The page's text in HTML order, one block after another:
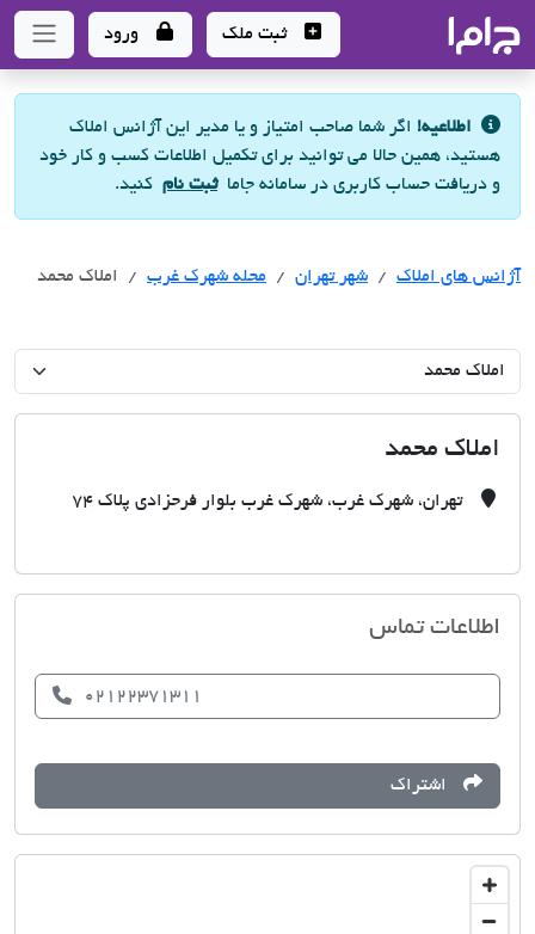
- سامانه جامع املاک و مشاورین املاک
ثبت ملک ورود
اطلاعیه! اگر شما صاحب امتیاز و یا مدیر این آژانس املاک
هستید، همین حالا می توانید برای تکمیل اطلاعات کسب و کار خود
و دریافت حساب کاربری در سامانه جاماثبت نام کنید.
آژانس های املاک آژانس های املاک
شهر تهران آژانس های املاک
محله شهرک غرب املاک محمد
املاک محمد
تهران، شهرک غرب، شهرک غرب بلوار فرحزادی پلاک 74
اطلاعات تماس
02122371311
اشتراک